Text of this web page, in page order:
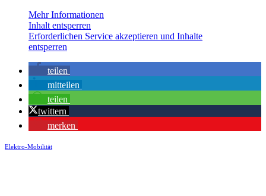
Mehr Informationen
Inhalt entsperren
Erforderlichen Service akzeptieren und Inhalte
entsperren
teilen
mitteilen
teilen
twittern
merken
Elektro-Mobilität